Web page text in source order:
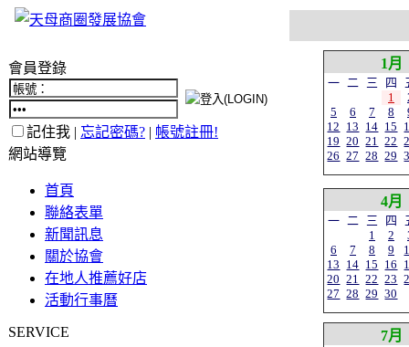
會員登錄
記住我 | 忘記密碼? | 帳號註冊!
網站導覽
首頁
聯絡表單
新聞訊息
關於協會
在地人推薦好店
活動行事曆
SERVICE
1月
一 二 三 四
1
5
6 7 8
12 13 14 15
19 20 21 22
26 27 28 29
4月
一 二 三 四
1
2
6
7 8 9
13 14 15 16
20 21 22 23
27 28 29 30
7月